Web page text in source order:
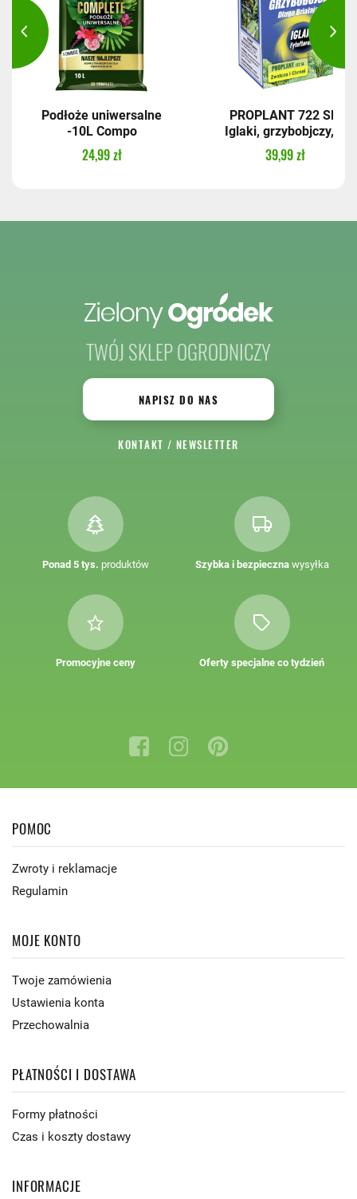
Podłoże uniwersalne
-10L Compo
24,99 zł
PROPLANT 722 SL,
Iglaki, grzybobjczy,...
39,99 zł
TWÓJ SKLEP OGRODNICZY
NAPISZ DO NAS
KONTAKT / NEWSLETTER
Ponad 5 tys. produktów Szybka i bezpiecznawysyłka
Promocyjne ceny Oferty specjalne co tydzień
POMOC
Zwroty i reklamacje
Regulamin
MOJE KONTO
Twoje zamówienia
Ustawienia konta
Przechowalnia
PŁATNOŚCI I DOSTAWA
Formy płatności
Czas i koszty dostawy
INFORMACJE